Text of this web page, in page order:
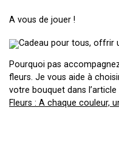
A vous de jouer !
Pourquoi pas
fleurs. Je vous aide à
votre bouquet dans l’article
Fleurs : A chaque couleur,